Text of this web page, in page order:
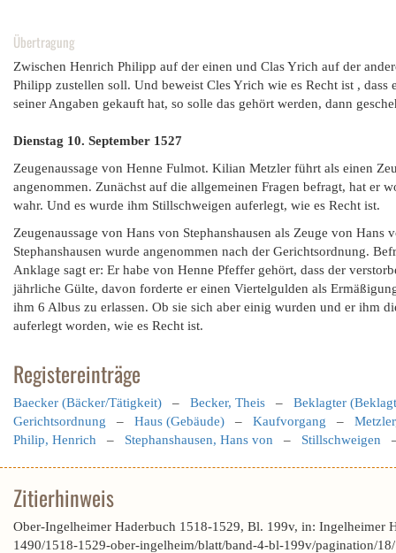
Übertragung
Zwischen Henrich Philipp auf der einen und Clas Yrich auf der
Philipp zustellen soll. Und beweist Cles Yrich wie es Recht ist , dass
seiner Angaben gekauft hat, so solle das gehört werden, dann
Dienstag 10. September 1527
Zeugenaussage von Henne Fulmot. Kilian Metzler führt als einen
angenommen. Zunächst auf die allgemeinen Fragen befragt, hat er
wahr. Und es wurde ihm Stillschweigen auferlegt, wie es Recht ist.
Zeugenaussage von Hans von Stephanshausen als Zeuge von
Stephanshausen wurde angenommen nach der Gerichtsordnung.
Anklage sagt er: Er habe von Henne Pfeffer gehört, dass der
jährliche Gülte, davon forderte er einen Viertelgulden als
ihm 6 Albus zu erlassen. Ob sie sich aber einig wurden und er ihm
auferlegt worden, wie es Recht ist.
Registereinträge
Baecker (Bäcker/Tätigkeit) – Becker, Theis – Beklagter
Gerichtsordnung – Haus (Gebäude) – Kaufvorgang –
Philip, Henrich – Stephanshausen, Hans von – Stillschweigen
Zitierhinweis
Ober-Ingelheimer Haderbuch 1518-1529, Bl. 199v, in: Ingelheimer
1490/1518-1529-ober-ingelheim/blatt/band-4-bl-199v/pagination/